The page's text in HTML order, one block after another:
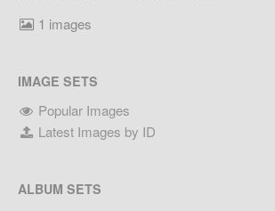
1 images
IMAGE SETS
Popular Images
Latest Images by ID
ALBUM SETS